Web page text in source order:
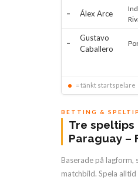
– Álex Arce
–
Gustavo
Caballero
= tänkt startspelare
BETTING &
Tre speltips
Paraguay –
Baserade på lagform,
matchbild. Spela